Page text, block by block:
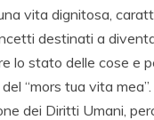
vita dignitosa,
destinati a
lo stato delle cose e
“mors tua vita
dei Diritti Umani,